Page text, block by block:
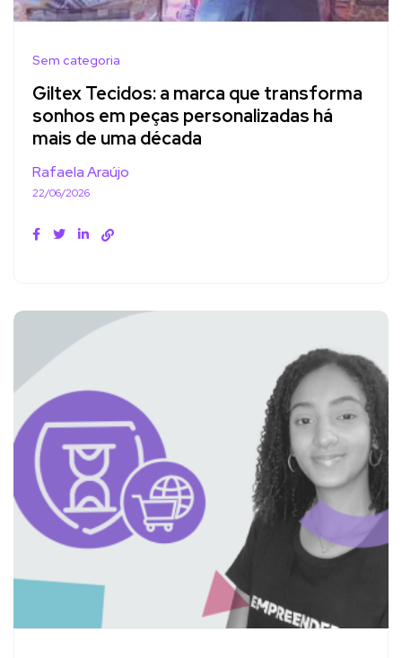
Sem categoria
Giltex Tecidos: a marca que transforma
sonhos em peças personalizadas há
mais de uma década
Rafaela Araújo
22/06/2026